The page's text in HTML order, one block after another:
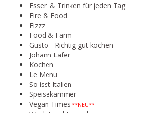
Essen & Trinken für jeden Tag
Fire & Food
Fizzz
Food & Farm
Gusto - Richtig gut kochen
Johann Lafer
Kochen
Le Menu
So isst Italien
Speisekammer
Vegan Times **NEU**